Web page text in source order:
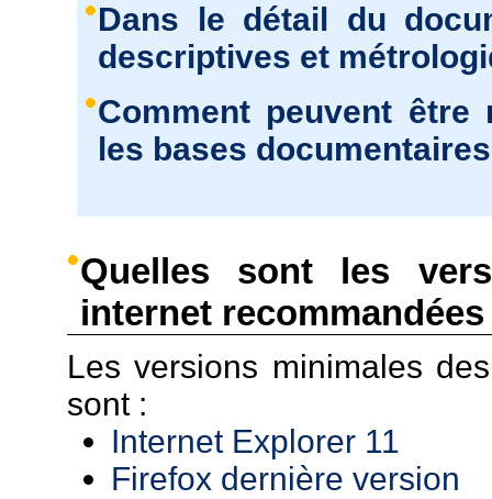
Dans le détail du
descriptives et
Comment peuvent
les bases
Quelles sont les
internet
Les versions minimales
sont :
Internet Explorer 11
Firefox dernière version